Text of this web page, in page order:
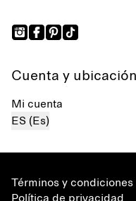
Cuenta y ubicación
Mi cuenta
ES (Es)
Términos y condiciones
Política de privacidad